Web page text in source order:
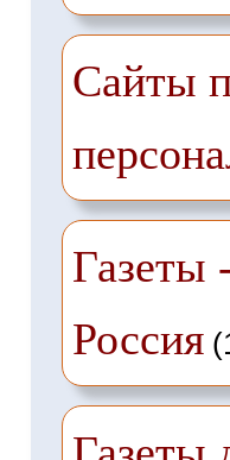
Сайты
Газеты
Россия